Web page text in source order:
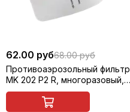
62.00 руб68.00 руб
Противоаэрозольный фильтр
MK 202 P2 R, многоразовый, 1
шт